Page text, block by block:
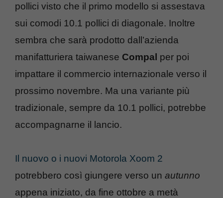
pollici visto che il primo modello si assestava
sui comodi 10.1 pollici di diagonale. Inoltre
sembra che sarà prodotto dall’azienda
manifatturiera taiwanese Compal per poi
impattare il commercio internazionale verso il
prossimo novembre. Ma una variante più
tradizionale, sempre da 10.1 pollici, potrebbe
accompagnarne il lancio.
Il nuovo o i nuovi Motorola Xoom 2
potrebbero così giungere verso un autunno
appena iniziato, da fine ottobre a metà